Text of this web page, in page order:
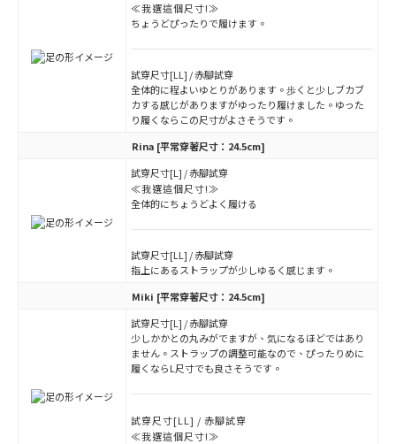
≪我選這個尺寸!≫
ちょうどぴったりで履けます。
試穿尺寸[LL] / 赤腳試穿
全体的に程よいゆとりがあります。歩くと少しブカブ
カする感じがありますがゆったり履けました。ゆった
り履くならこの尺寸がよさそうです。
Rina[平常穿著尺寸：24.5cm]
試穿尺寸[L] / 赤腳試穿
≪我選這個尺寸!≫
全体的にちょうどよく履ける
試穿尺寸[LL] / 赤腳試穿
指上にあるストラップが少しゆるく感じます。
Miki [平常穿著尺寸：24.5cm]
試穿尺寸[L] / 赤腳試穿
少しかかとの丸みがでますが、気になるほどではあり
ません。ストラップの調整可能なので、ぴったりめに
履くならL尺寸でも良さそうです。
試穿尺寸[LL] / 赤腳試穿
≪我選這個尺寸!≫